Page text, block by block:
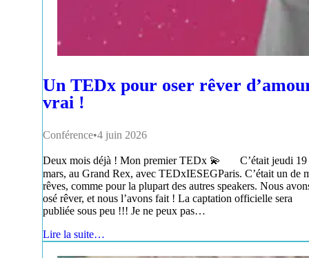
Un TEDx pour oser rêver
vrai !
Conférence 4 juin 2026
Deux mois déjà ! Mon premier TEDx 💫 C’était jeudi 19
mars, au Grand Rex, avec TEDxIESEGParis. C’était un de
rêves, comme pour la plupart des autres speakers. Nous
osé rêver, et nous l’avons fait ! La captation officielle sera
publiée sous peu !!! Je ne peux pas…
Lire la suite…